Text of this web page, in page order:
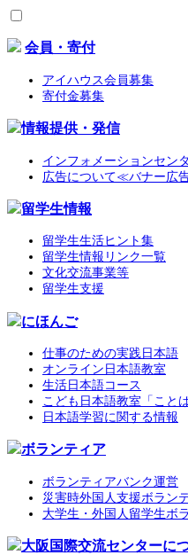
会員・寄付
アイハウス会員募集
寄付金募集
情報提供・発信
インフォメーションセン
広告について≪バナー広
留学生情報
留学生生活ヒント集
留学生情報リンク一覧
文化交流事業等
留学生支援
にほんご
仕事のための実践日本語
オンライン日本語教室
生活日本語コース
こども日本語教室「こと
日本語学習に関する情報
ボランティア
ボランティアバンク運営
災害時外国人支援ボラン
大学生・外国人留学生ボ
大阪国際交流センターに